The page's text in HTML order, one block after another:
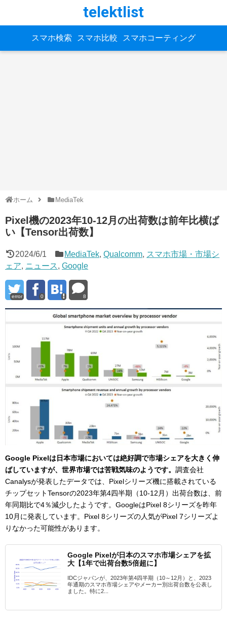
telektlist
スマホ検索 スマホ比較 スマホコーティング
ホーム MediaTek
Pixel機の2023年10-12月の出荷数は前年比横ば
い【Tensor出荷数】
2024/6/1 MediaTek,Qualcomm, スマホ市場・市場シ
ェア, ニュース, Google
error 0 8
Google Pixelは日本市場においては絶好調で市場シェアを大きく伸
ばしていますが、世界市場では苦戦気味のようです。 調査会社
Canalysが発表したデータでは、Pixelシリーズ機に搭載されている
チップセットTensorの2023年第4四半期（10-12月）出荷台数は、前
年同期比で4％減少したようです。GoogleはPixel 8シリーズを昨年
10月に発表しています。Pixel 8シリーズの人気がPixel 7シリーズよ
りなかった可能性があります。
Google Pixelが日本のスマホ市場シェアを拡
大【1年で出荷台数5倍超に】
IDCジャパンが、2023年第4四半期（10～12月）と、2023
年通期のスマホ市場シェアやメーカー別出荷台数を公表し
ました。特に2...